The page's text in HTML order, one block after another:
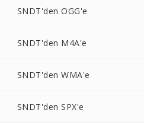
SNDT'den OGG'e
SNDT'den M4A'e
SNDT'den WMA'e
SNDT'den SPX'e